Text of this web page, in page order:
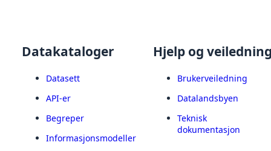
Datakataloger
Datasett
API-er
Begreper
Informasjonsmodeller
Hjelp og
Brukerveiledning
Datalandsbyen
Teknisk
dokumentasjon